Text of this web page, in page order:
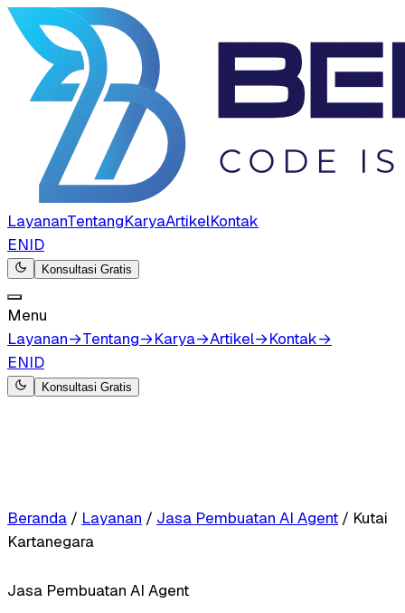
LayananTentangKaryaArtikelKontak
ENID
Konsultasi Gratis
Menu
Layanan→Tentang→Karya→Artikel→Kontak→
ENID
Konsultasi Gratis
Beranda / Layanan / Jasa Pembuatan AI Agent / Kutai
Kartanegara
Jasa Pembuatan AI Agent